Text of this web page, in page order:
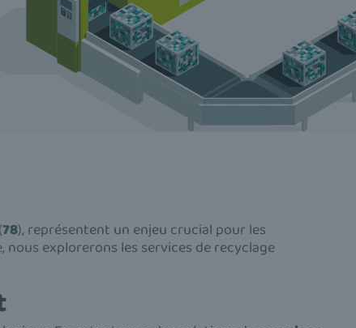
78), représentent un enjeu crucial pour les
nous explorerons les services de recyclage